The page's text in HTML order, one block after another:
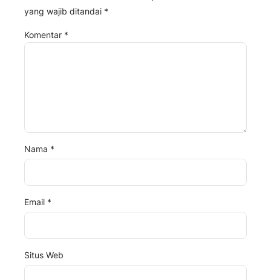
yang wajib ditandai *
Komentar *
Nama *
Email *
Situs Web